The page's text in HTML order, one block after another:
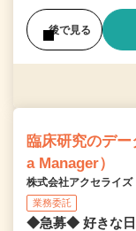
後で見る
臨床研究のデ
a Manager）
株式会社アクセライズ
業務委託
◆急募◆ 好きな日